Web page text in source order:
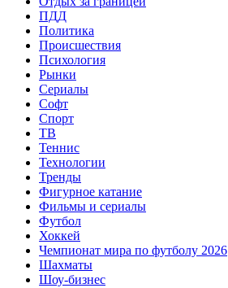
ПДД
Политика
Происшествия
Психология
Рынки
Сериалы
Софт
Спорт
ТВ
Теннис
Технологии
Тренды
Фигурное катание
Фильмы и сериалы
Футбол
Хоккей
Чемпионат мира по футболу 2026
Шахматы
Шоу-бизнес